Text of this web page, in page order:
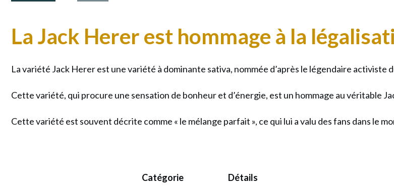
La Jack Herer est hommage à la
La variété Jack Herer est une variété à dominante sativa, nommée d’après le légendaire
Cette variété, qui procure une sensation de bonheur et d’énergie, est un hommage au véritable
Cette variété est souvent décrite comme « le mélange parfait », ce qui lui a valu des fans dans le
Catégorie Détails